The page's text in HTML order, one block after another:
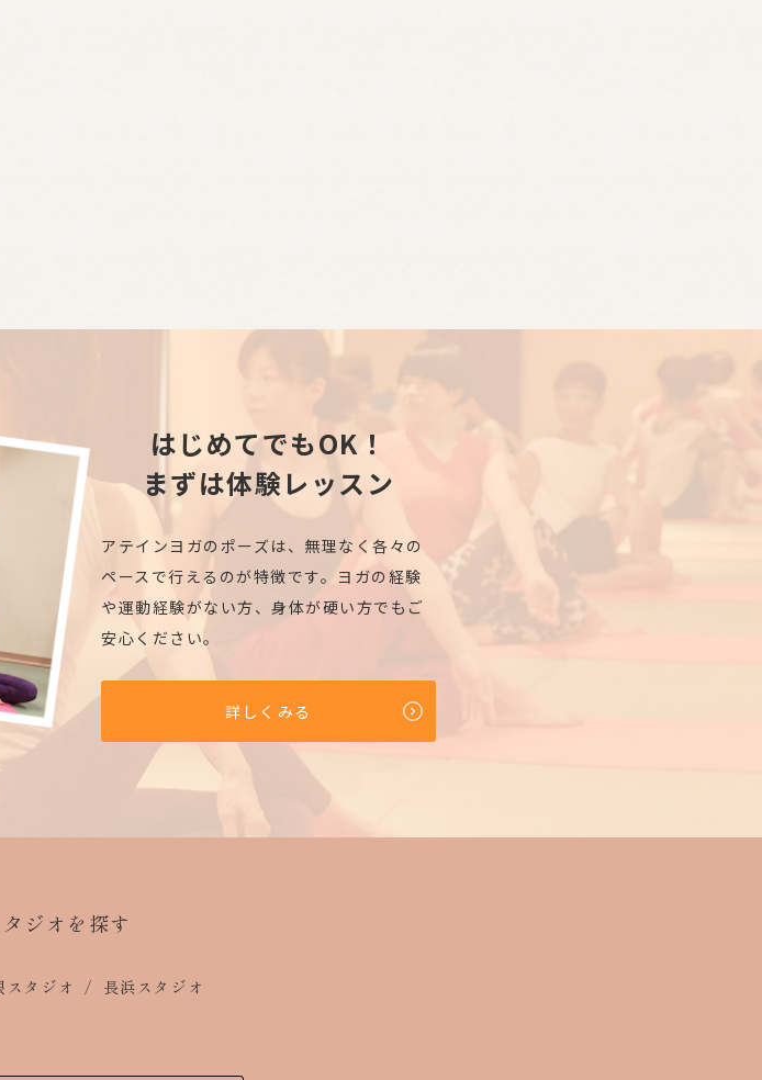
はじめてでもOK！
まずは体験レッスン
アテインヨガのポーズは、無理なく各々の
ペースで行えるのが特徴です。ヨガの経験
や運動経験がない方、身体が硬い方でもご
安心ください。
詳しくみる
ジオを探す
スタジオ 長浜スタジオ